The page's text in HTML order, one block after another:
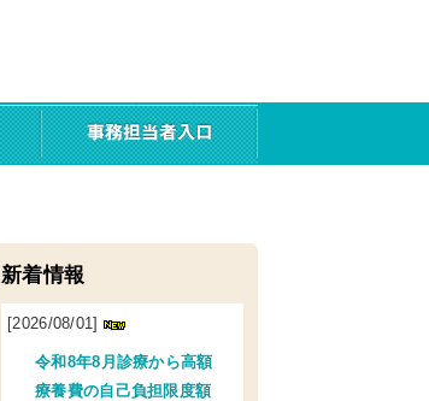
新着情報
[2026/08/01]
令和8年8月診療から高額
療養費の自己負担限度額